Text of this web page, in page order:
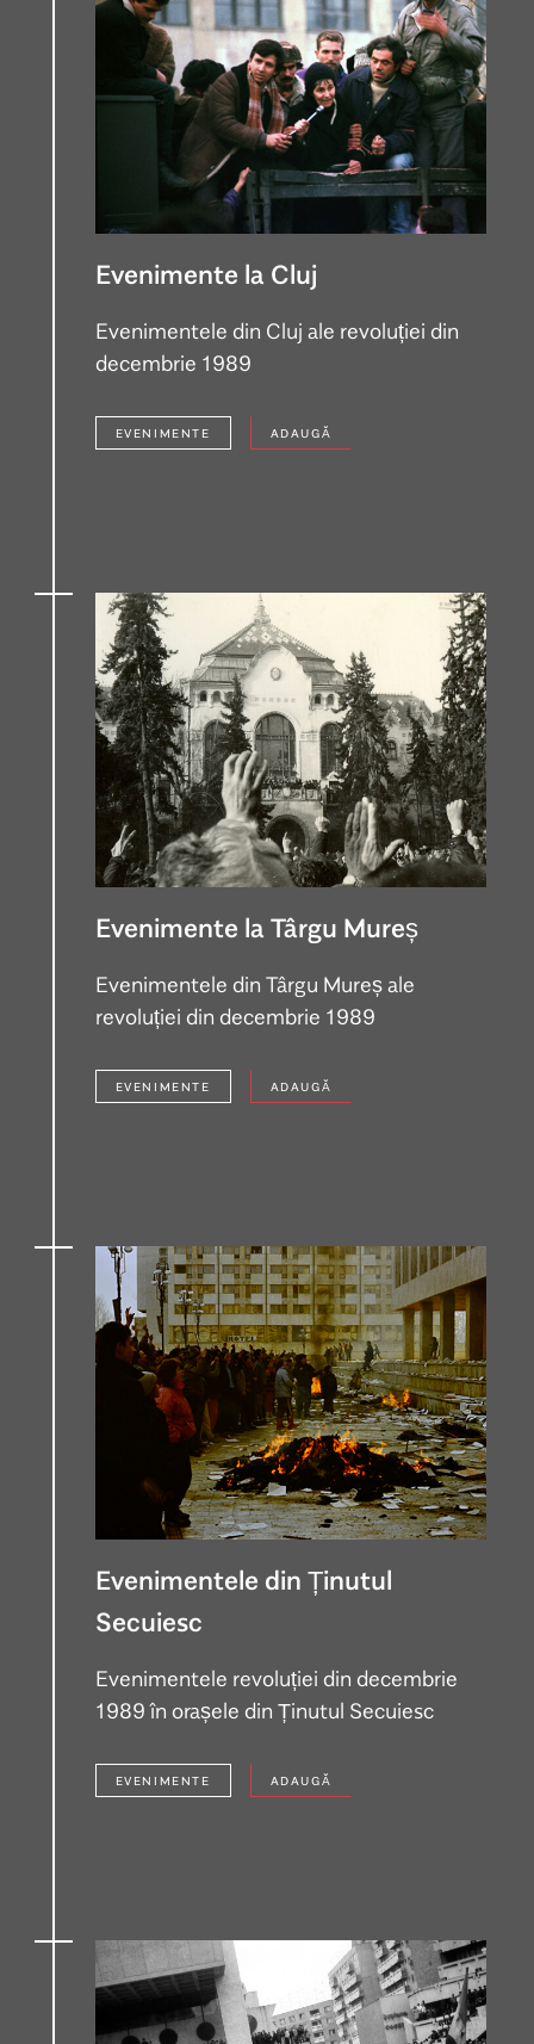
Evenimente la Cluj
Evenimentele din Cluj ale revoluției din
decembrie 1989
EVENIMENTE ADAUGĂ
Evenimente la Târgu Mureș
Evenimentele din Târgu Mureș ale
revoluției din decembrie 1989
EVENIMENTE ADAUGĂ
Evenimentele din Ținutul
Secuiesc
Evenimentele revoluției din decembrie
1989 în orașele din Ținutul Secuiesc
EVENIMENTE ADAUGĂ